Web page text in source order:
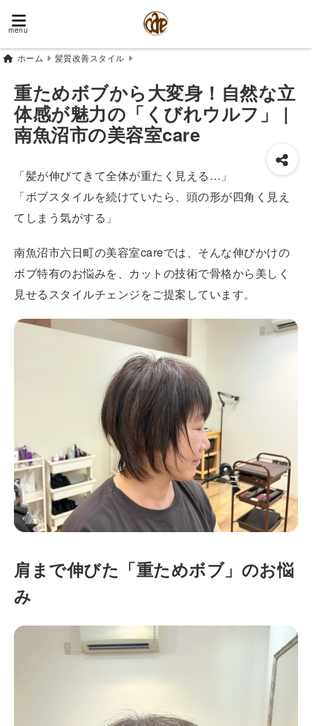
menu
ホーム 髪質改善スタイル
重ためボブから大変身！自然な立
体感が魅力の「くびれウルフ」 |
南魚沼市の美容室care
「髪が伸びてきて全体が重たく見える…」
「ボブスタイルを続けていたら、頭の形が四角く見え
てしまう気がする」
南魚沼市六日町の美容室careでは、そんな伸びかけの
ボブ特有のお悩みを、カットの技術で骨格から美しく
見せるスタイルチェンジをご提案しています。
肩まで伸びた「重ためボブ」のお悩
み